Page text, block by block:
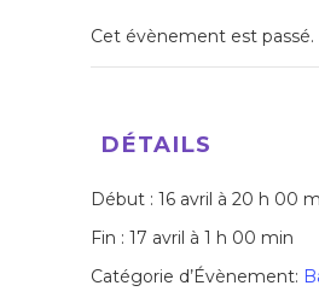
Cet évènement est passé.
DÉTAILS
Début : 16 avril à 20 h 00
Fin : 17 avril à 1 h 00 min
Catégorie d’Évènement: